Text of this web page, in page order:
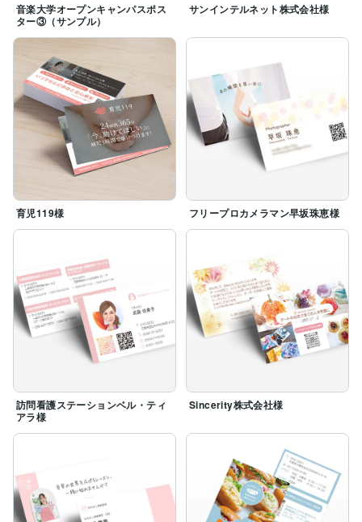
音楽大学オープンキャンパスポス
ター③（サンプル）
サンインテルネット株式会社様
育児119様 フリープロカメラマン早坂珠恵様
訪問看護ステーションベル・ティ
アラ様
Sincerity株式会社様